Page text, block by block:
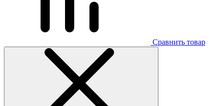
Сравнить товар